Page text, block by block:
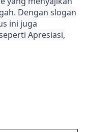
Dengan slogan
ini juga
Apresiasi,